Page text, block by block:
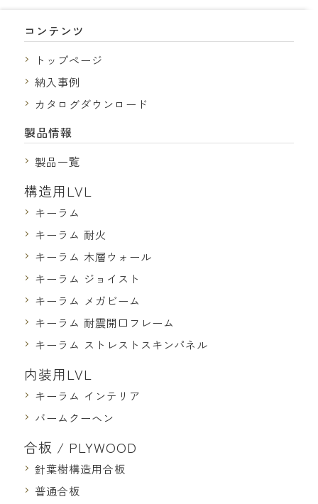
コンテンツ
トップページ
納入事例
カタログダウンロード
製品情報
製品一覧
構造用LVL
キーラム
キーラム 耐火
キーラム 木層ウォール
キーラム ジョイスト
キーラム メガビーム
キーラム 耐震開口フレーム
キーラム ストレストスキンパネル
内装用LVL
キーラム インテリア
バームクーヘン
合板 / PLYWOOD
針葉樹構造用合板
普通合板